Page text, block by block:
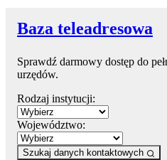
Baza teleadresowa
Sprawdź darmowy dostęp do
urzędów.
Rodzaj instytucji:
Województwo:
Szukaj danych kontaktowych